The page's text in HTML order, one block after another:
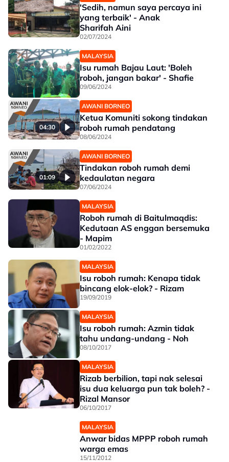
'Sedih, namun saya percaya ini
yang terbaik' - Anak
Sharifah Aini
02/07/2024
MALAYSIA
Isu rumah Bajau Laut: 'Boleh
roboh, jangan bakar' - Shafie
09/06/2024
04:30
AWANI BORNEO
Ketua Komuniti sokong tindakan
roboh rumah pendatang
08/06/2024
01:09
AWANI BORNEO
Tindakan roboh rumah demi
kedaulatan negara
07/06/2024
MALAYSIA
Roboh rumah di Baitulmaqdis:
Kedutaan AS enggan bersemuka
- Mapim
01/02/2022
MALAYSIA
Isu roboh rumah: Kenapa tidak
bincang elok-elok? - Rizam
19/09/2019
MALAYSIA
Isu roboh rumah: Azmin tidak
tahu undang-undang - Noh
08/10/2017
MALAYSIA
Rizab berbilion, tapi nak selesai
isu dua keluarga pun tak boleh? -
Rizal Mansor
06/10/2017
MALAYSIA
Anwar bidas MPPP roboh rumah
warga emas
15/11/2012